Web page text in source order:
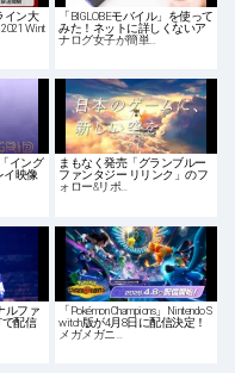
イン大
2021 Wint
「BIGLOBEモバイル」を使って
みた！ネットに詳しくないア
ナログ女子が簡単…
イング
イ映像
まもなく発売「グランブルー
ファンタジー リリンク」のフ
ォロー&リポ…
ルファ
で配信
「Pokémon Champions」Nintendo S
witch版が4月8日に配信決定！
メガメガニ…